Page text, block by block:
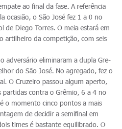
ao final da fase. A referência
ocasião, o São José fez 1 a 0 no
de Diego Torres. O meia estará em
artilheiro da competição, com seis
adversário eliminaram a dupla Gre-
do São José. No agregado, fez o
O Cruzeiro passou algum aperto,
contra o Grêmio, 6 a 4 no
o momento cinco pontos a mais
de decidir a semifinal em
times é bastante equilibrado. O